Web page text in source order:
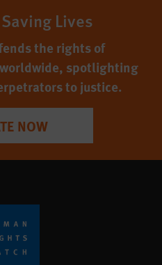
Lives
the rights of
spotlighting
to justice.
NOW